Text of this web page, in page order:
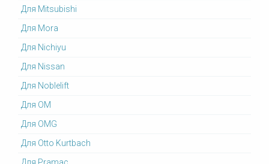
Для Mitsubishi
Для Mora
Для Nichiyu
Для Nissan
Для Noblelift
Для OM
Для OMG
Для Otto Kurtbach